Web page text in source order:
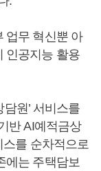
업무 혁신뿐 아
인공지능 활용
원’ 서비스를
반 AI예적금상
스를 순차적으로
에는 주택담보